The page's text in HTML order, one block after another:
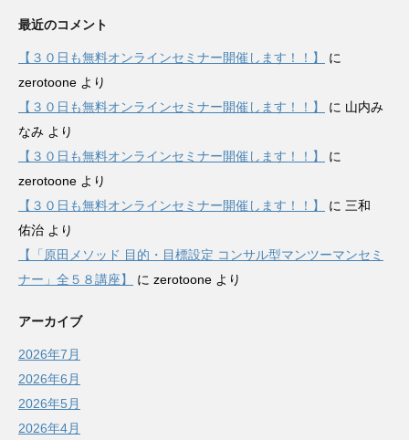
最近のコメント
【３０日も無料オンラインセミナー開催します！！】
に
zerotoone より
【３０日も無料オンラインセミナー開催します！！】
に 山内み
なみ より
【３０日も無料オンラインセミナー開催します！！】
に
zerotoone より
【３０日も無料オンラインセミナー開催します！！】
に 三和
佑治 より
【「原田メソッド 目的・目標設定 コンサル型マンツーマンセミ
ナー」全５８講座】
に zerotoone より
アーカイブ
2026年7月
2026年6月
2026年5月
2026年4月